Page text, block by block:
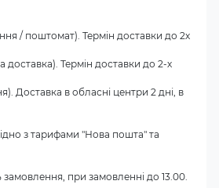
/ поштомат). Термін доставки до 2х
Термін доставки до 2-х
Доставка в обласні центри 2 дні, в
з тарифами "Нова пошта" та
при замовленні до 13.00.